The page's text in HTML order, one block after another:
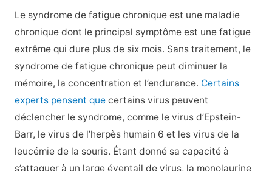
Le syndrome de fatigue chronique est une maladie
chronique dont le principal symptôme est une fatigue
extrême qui dure plus de six mois. Sans traitement, le
syndrome de fatigue chronique peut diminuer la
mémoire, la concentration et l’endurance. Certains
experts pensent quecertains virus peuvent
déclencher le syndrome, comme le virus d’Epstein-
Barr, le virus de l’herpès humain 6 et les virus de la
leucémie de la souris. Étant donné sa capacité à
s’attaquer à un large éventail de virus, la monolaurine